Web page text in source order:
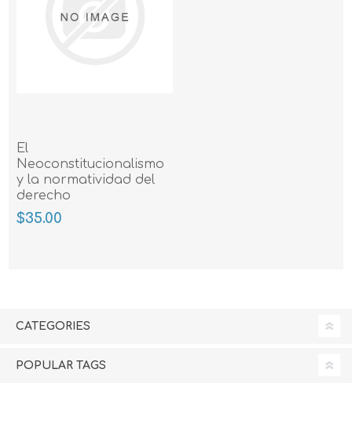
El
Neoconstitucionalismo
y la normatividad del
derecho
$35.00
CATEGORIES
POPULAR TAGS